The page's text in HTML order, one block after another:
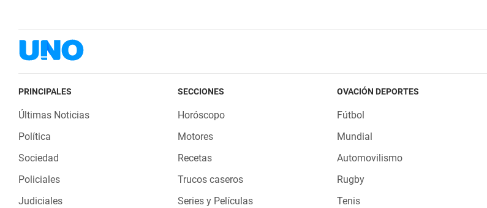
PRINCIPALES
Últimas Noticias
Política
Sociedad
Policiales
Judiciales
SECCIONES
Horóscopo
Motores
Recetas
Trucos caseros
Series y Películas
OVACIÓN DEPORTES
Fútbol
Mundial
Automovilismo
Rugby
Tenis